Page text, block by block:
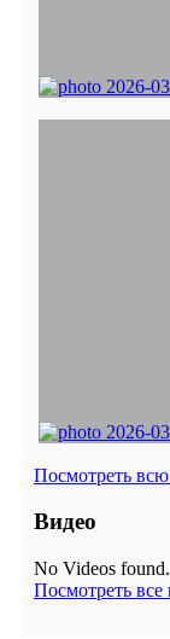
Посмотреть
Видео
No Videos found.
Посмотреть все